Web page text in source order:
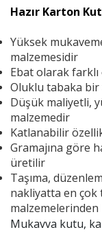
Hazır Karton
Yüksek
malzemesidir
Ebat olarak farklı
Oluklu tabaka
Düşük maliyetli,
malzemedir
Katlanabilir
Gramajına göre
üretilir
Taşıma,
nakliyatta en çok
Mukavva kutu,